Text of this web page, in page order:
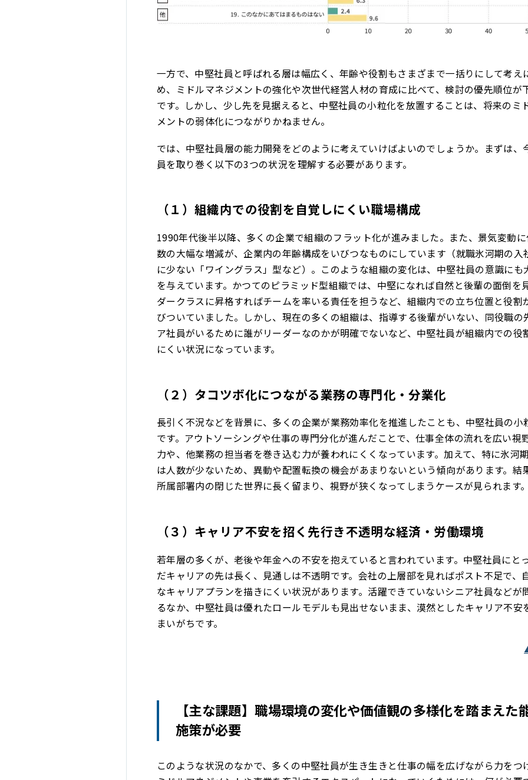
一方で、中堅社員と呼ばれる層は幅広く、年齢や役割もさまざまで一括りにして考え
め、ミドルマネジメントの強化や次世代経営人材の育成に比べて、検討の優先順位が
です。しかし、少し先を見据えると、中堅社員の小粒化を放置することは、将来のミ
メントの弱体化につながりかねません。
では、中堅社員層の能力開発をどのように考えていけばよいのでしょうか。まずは、
員を取り巻く以下の3つの状況を理解する必要があります。
（１）組織内での役割を自覚しにくい職場構成
1990年代後半以降、多くの企業で組織のフラット化が進みました。また、景気変動
数の大幅な増減が、企業内の年齢構成をいびつなものにしています（就職氷河期の入
に少ない「ワイングラス」型など）。このような組織の変化は、中堅社員の意識にも
を与えています。かつてのピラミッド型組織では、中堅になれば自然と後輩の面倒を
ダークラスに昇格すればチームを率いる責任を担うなど、組織内での立ち位置と役割
びついていました。しかし、現在の多くの組織は、指導する後輩がいない、同役職の
ア社員がいるために誰がリーダーなのかが明確でないなど、中堅社員が組織内での役
にくい状況になっています。
（２）タコツボ化につながる業務の専門化・分業化
長引く不況などを背景に、多くの企業が業務効率化を推進したことも、中堅社員の小
です。アウトソーシングや仕事の専門分化が進んだことで、仕事全体の流れを広い視
力や、他業務の担当者を巻き込む力が養われにくくなっています。加えて、特に氷河
は人数が少ないため、異動や配置転換の機会があまりないという傾向があります。結
所属部署内の閉じた世界に長く留まり、視野が狭くなってしまうケースが見られます
（３）キャリア不安を招く先行き不透明な経済・労働環境
若年層の多くが、老後や年金への不安を抱えていると言われています。中堅社員にと
だキャリアの先は長く、見通しは不透明です。会社の上層部を見ればポスト不足で、
なキャリアプランを描きにくい状況があります。活躍できていないシニア社員などが
るなか、中堅社員は優れたロールモデルも見出せないまま、漠然としたキャリア不安
まいがちです。
【主な課題】職場環境の変化や価値観の多様化を踏まえた
施策が必要
このような状況のなかで、多くの中堅社員が生き生きと仕事の幅を広げながら力をつ